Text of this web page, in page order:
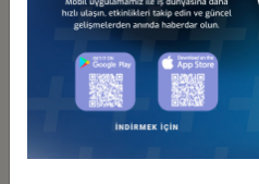
Diğer Duyurular